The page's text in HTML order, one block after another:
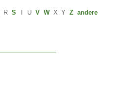
R S T U V W X Y Z andere